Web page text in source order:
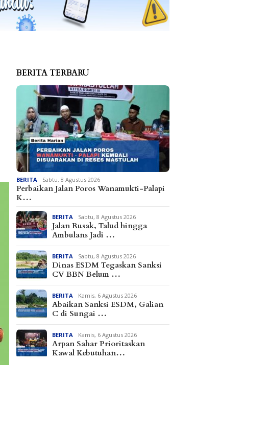
BERITA TERBARU
BERITA Sabtu, 8 Agustus 2026
Perbaikan Jalan Poros Wanamukti-Palapi
K…
BERITA Sabtu, 8 Agustus 2026
Jalan Rusak, Talud hingga
Ambulans Jadi …
BERITA Sabtu, 8 Agustus 2026
Dinas ESDM Tegaskan Sanksi
CV BBN Belum …
BERITA Kamis, 6 Agustus 2026
Abaikan Sanksi ESDM, Galian
C di Sungai …
BERITA Kamis, 6 Agustus 2026
Arpan Sahar Prioritaskan
Kawal Kebutuhan…